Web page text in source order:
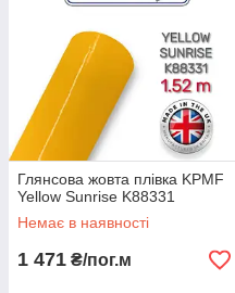
Глянсова жовта плівка KPMF
Yellow Sunrise K88331
Немає в наявності
1 471 ₴/пог.м